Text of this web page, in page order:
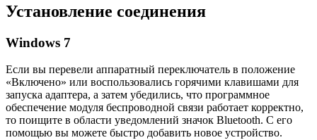
Установление соединения
Windows 7
Если вы перевели аппаратный переключатель в положение
«Включено» или воспользовались горячими клавишами для
запуска адаптера, а затем убедились, что программное
обеспечение модуля беспроводной связи работает корректно,
то поищите в области уведомлений значок Bluetooth. С его
помощью вы можете быстро добавить новое устройство.